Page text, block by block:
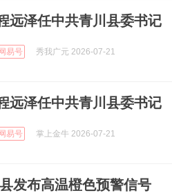
远泽任中共青川县委书记
网易号 秀我广元 2026-07-21
远泽任中共青川县委书记
网易号 掌上金牛 2026-07-21
发布高温橙色预警信号